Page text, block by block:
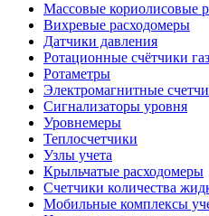
Массовые кориолисовые
Вихревые расходомеры
Датчики давления
Ротационные счётчики
Ротаметры
Электромагнитные
Сигнализаторы уровня
Уровнемеры
Теплосчетчики
Узлы учета
Крыльчатые расходомеры
Счетчики количества
Мобильные комплексы